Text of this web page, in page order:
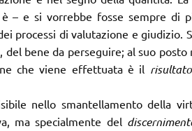
– e si vorrebbe fosse sempre di
processi di valutazione e giudizio.
bene da perseguire; al suo
che viene effettuata è il risultato
nello smantellamento della
ma specialmente del